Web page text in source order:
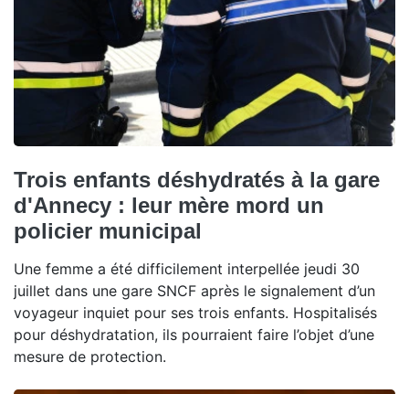
Trois enfants déshydratés à la gare
d'Annecy : leur mère mord un
policier municipal
Une femme a été difficilement interpellée jeudi 30
juillet dans une gare SNCF après le signalement d’un
voyageur inquiet pour ses trois enfants. Hospitalisés
pour déshydratation, ils pourraient faire l’objet d’une
mesure de protection.